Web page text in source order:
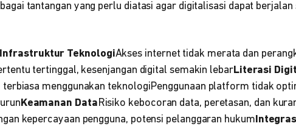
tantangan yang perlu diatasi agar digitalisasi dapat berjalan
TeknologiAkses internet tidak merata dan
tertinggal, kesenjangan digital semakin lebarLiterasi
terbiasa menggunakan teknologiPenggunaan platform tidak
Keamanan DataRisiko kebocoran data, peretasan, dan
kepercayaan pengguna, potensi pelanggaran hukum